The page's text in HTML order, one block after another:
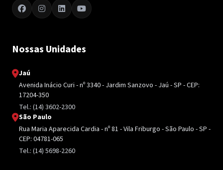
Nossas Unidades
Jaú
Avenida Inácio Curi - nº 3340 - Jardim Sanzovo - Jaú - SP - CEP:
17204-350
Tel.: (14) 3602-2300
São Paulo
Rua Maria Aparecida Cardia - nº 81 - Vila Friburgo - São Paulo - SP -
CEP: 04781-065
Tel.: (14) 5698-2260